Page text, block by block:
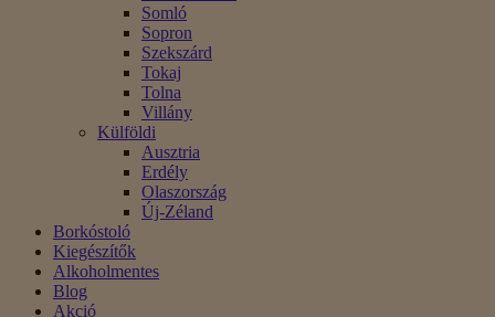
Somló
Sopron
Szekszárd
Tokaj
Tolna
Villány
Külföldi
Ausztria
Erdély
Olaszország
Új-Zéland
Borkóstoló
Kiegészítők
Alkoholmentes
Blog
Akció